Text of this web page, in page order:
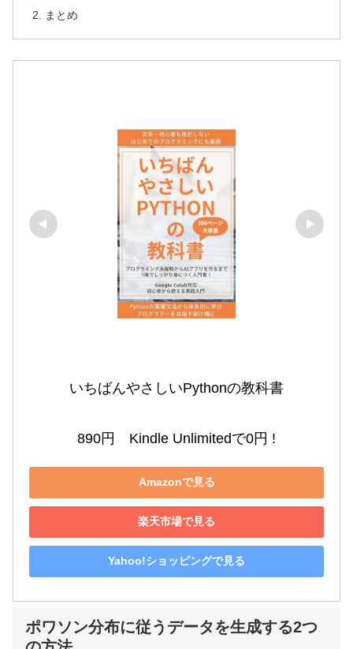
まとめ
いちばんやさしいPythonの教科書
890円　Kindle Unlimitedで0円 !
Amazonで見る
楽天市場で見る
Yahoo!ショッピングで見る
ポワソン分布に従うデータを生成する2つ